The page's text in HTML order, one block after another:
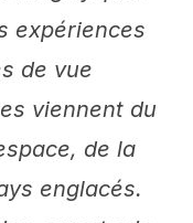
expériences
de vue
viennent du
de la
englacés.